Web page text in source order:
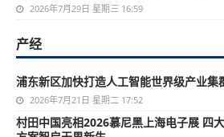
2026年7月29日 星期三 16:59
产经
浦东新区加快打造人工智能世界级产业集
2026年7月21日 星期二 17:52
村田中国亮相2026慕尼黑上海电子展 四